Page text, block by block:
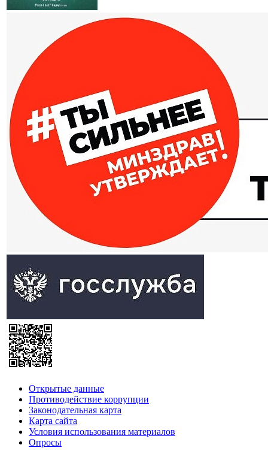
Открытые данные
Противодействие коррупции
Законодательная карта
Карта сайта
Условия использования материалов
Опросы